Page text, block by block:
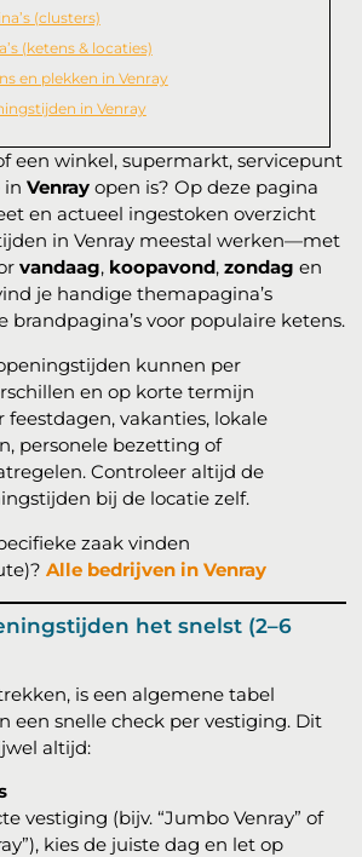
een winkel, supermarkt, servicepunt
inVenray open is? Op deze pagina
en actueel ingestoken overzicht
in Venray meestal werken—met
vandaag, koopavond,zondag en
je handige themapagina’s
brandpagina’s voor populaire ketens.
kunnen per
en op korte termijn
feestdagen, vakanties, lokale
personele bezetting of
Controleer altijd de
bij de locatie zelf.
zaak vinden
Alle bedrijven in Venray
het snelst (2–6
is een algemene tabel
een snelle check per vestiging. Dit
altijd:
vestiging (bijv. “Jumbo Venray” of
kies de juiste dag en let op
(clusters)
(ketens & locaties)
en plekken in Venray
in Venray